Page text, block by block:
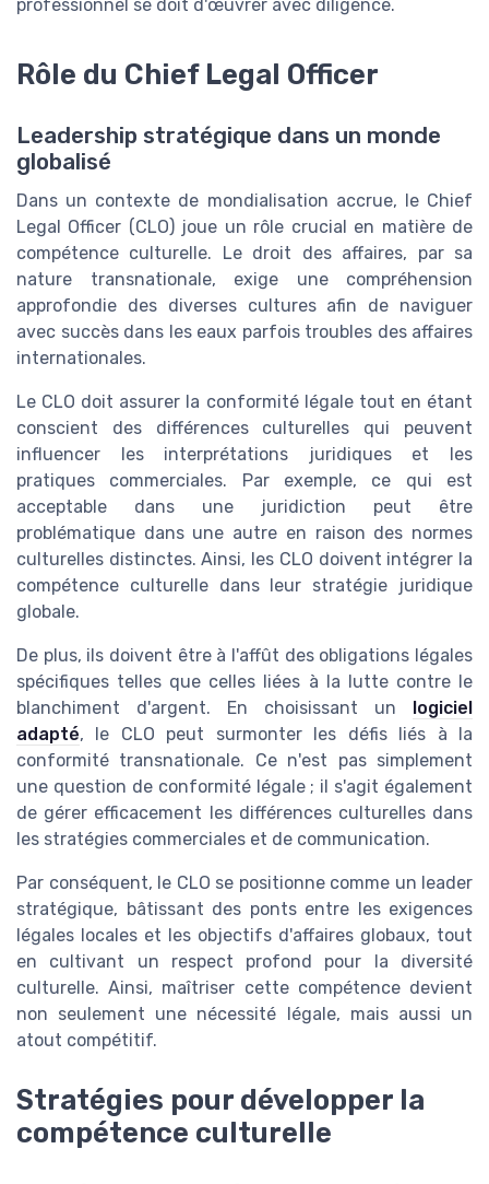
professionnel se doit d'œuvrer avec diligence.
Rôle du Chief Legal Officer
Leadership stratégique dans un monde
globalisé
Dans un contexte de mondialisation accrue, le Chief
Legal Officer (CLO) joue un rôle crucial en matière de
compétence culturelle. Le droit des affaires, par sa
nature transnationale, exige une compréhension
approfondie des diverses cultures afin de naviguer
avec succès dans les eaux parfois troubles des affaires
internationales.
Le CLO doit assurer la conformité légale tout en étant
conscient des différences culturelles qui peuvent
influencer les interprétations juridiques et les
pratiques commerciales. Par exemple, ce qui est
acceptable dans une juridiction peut être
problématique dans une autre en raison des normes
culturelles distinctes. Ainsi, les CLO doivent intégrer la
compétence culturelle dans leur stratégie juridique
globale.
De plus, ils doivent être à l'affût des obligations légales
spécifiques telles que celles liées à la lutte contre le
blanchiment d'argent. En choisissant un
logiciel
adapté, le CLO peut surmonter les défis liés à la
conformité transnationale. Ce n'est pas simplement
une question de conformité légale ; il s'agit également
de gérer efficacement les différences culturelles dans
les stratégies commerciales et de communication.
Par conséquent, le CLO se positionne comme un leader
stratégique, bâtissant des ponts entre les exigences
légales locales et les objectifs d'affaires globaux, tout
en cultivant un respect profond pour la diversité
culturelle. Ainsi, maîtriser cette compétence devient
non seulement une nécessité légale, mais aussi un
atout compétitif.
Stratégies pour développer la
compétence culturelle